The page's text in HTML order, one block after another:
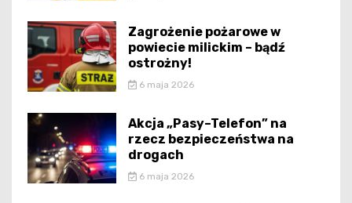
Zagrożenie pożarowe w
powiecie milickim – bądź
ostrożny!
6 maja 2026
Akcja „Pasy–Telefon” na
rzecz bezpieczeństwa na
drogach
6 maja 2026